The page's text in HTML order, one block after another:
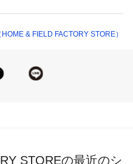
& FIELD FACTORY STORE）
STOREの最近のシ